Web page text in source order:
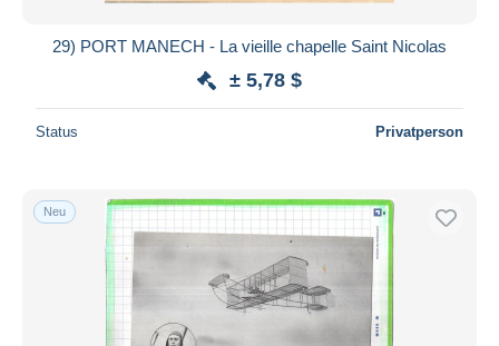
29) PORT MANECH - La vieille chapelle Saint Nicolas
± 5,78 $
Status Privatperson
Neu